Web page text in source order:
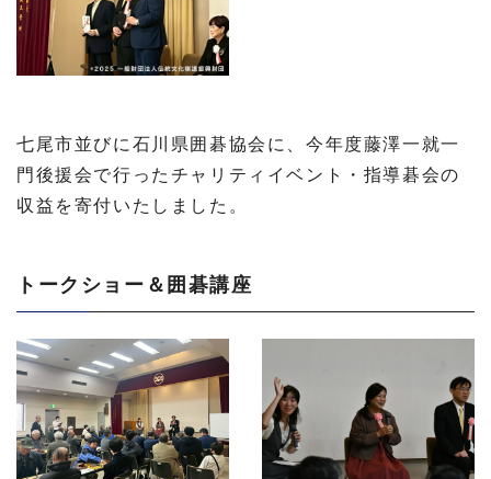
七尾市並びに石川県囲碁協会に、今年度藤澤一就一
門後援会で行ったチャリティイベント・指導碁会の
収益を寄付いたしました。
トークショー＆囲碁講座